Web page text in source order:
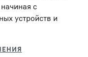
с
устройств и